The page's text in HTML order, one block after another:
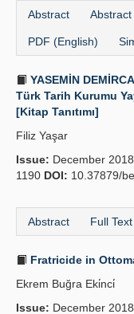
Abstract
PDF (English)
YASEMİN
Türk Tarih Kurumu
[Kitap Tanıtımı]
Filiz Yaşar
Issue: December
1190 DOI: 10.37879/
Abstract Full Text
Fratricide in
Ekrem Buğra Eki̇nci̇
Issue: December